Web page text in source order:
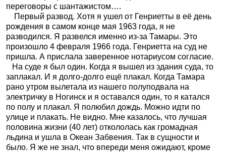
переговоры с шантажистом….
Первый развод. Хотя я ушел от Генриетты в её день
рождения в самом конце мая 1963 года, я не
разводился. Я развелся именно из-за Тамары. Это
произошло 4 февраля 1966 года. Генриетта на суд не
пришла. А прислала заверенное нотариусом согласие.
На суде я был один. Когда я вышел из здания суда, то
заплакал. И я долго-долго ещё плакал. Когда Тамара
рано утром вылетала из нашего полуподвала на
электричку в Ногинск и я оставался один, то я катался
по полу и плакал. Я полюбил дождь. Можно идти по
улице и плакать. Не видно. Мне казалось, что лучшая
половина жизни (40 лет) откололась как громадная
льдина и ушла в Океан Забвения. Так в сущности и
было. Я же не знал, что впереди меня ожидают, кроме